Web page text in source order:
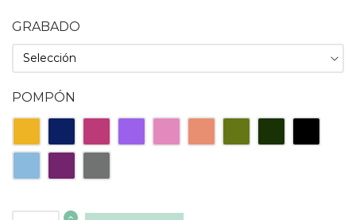
GRABADO
POMPÓN
AmarilloAzul
Oscuro
Fucsia SalmónVerde
Claro
Verde
Oscuro
Negro
CelesteMorado